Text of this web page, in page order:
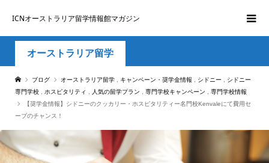
ICNオーストラリア留学情報館マガジン
オーストラリア留学
ブログ オーストラリア留学 キャンペーン・奨学金情報 シドニー
シドニー
専門学校
ホスピタリティ 人気の留学プラン 専門学校キャンペーン
専門学校情報
【奨学金情報】シドニーのクッカリー・ホスピタリティー名門校Kenvaleにて費用セ
ーブのチャンス！